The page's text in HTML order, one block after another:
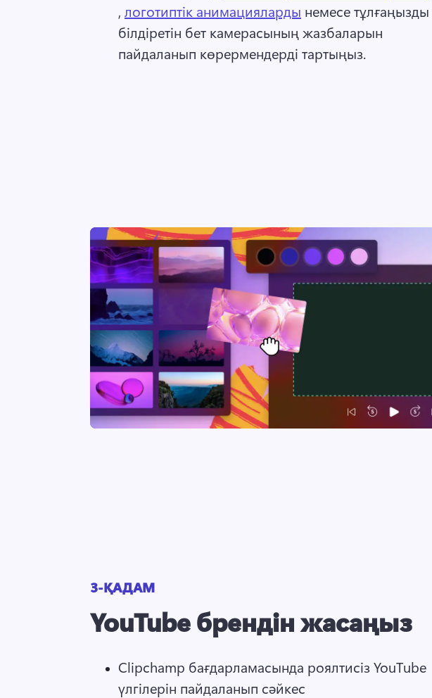
, логотиптік анимацияларды немесе тұлғаңызды
білдіретін бет камерасының жазбаларын
пайдаланып көрермендерді тартыңыз.
3-ҚАДАМ
YouTube брендін жасаңыз
Clipchamp бағдарламасында роялтисіз YouTube
үлгілерін пайдаланып сәйкес